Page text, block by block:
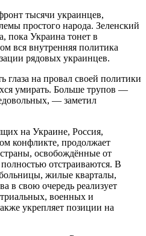
тысячи украинцев,
простого народа. Зеленский
пока Украина тонет в
вся внутренняя политика
рядовых украинцев.
глаза на провал своей политики
умирать. Больше трупов —
— заметил
на Украине, Россия,
конфликте, продолжает
освобождённые от
отстраиваются. В
жилые кварталы,
в свою очередь реализует
военных и
укрепляет позиции на